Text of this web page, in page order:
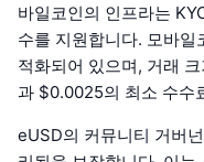
바일코인의 인프라는
수를 지원합니다. 모바일
적화되어 있으며, 거래
과 $0.0025의 최소 수수
eUSD의 커뮤니티 거버